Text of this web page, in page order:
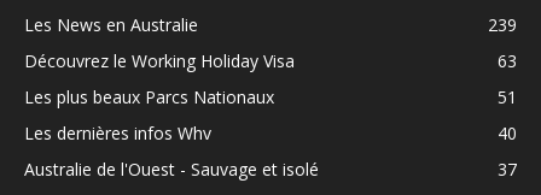
Les News en Australie
239
Découvrez le Working Holiday Visa
63
Les plus beaux Parcs Nationaux
51
Les dernières infos Whv
40
Australie de l'Ouest - Sauvage et isolé
37